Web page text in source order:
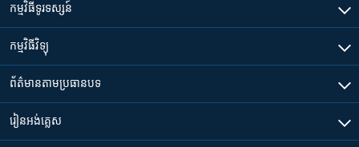
កម្មវិធី​ទូរទស្សន៍
កម្មវិធី​វិទ្យុ
ព័ត៌មាន​តាមប្រធានបទ​
រៀន​​អង់គ្លេស